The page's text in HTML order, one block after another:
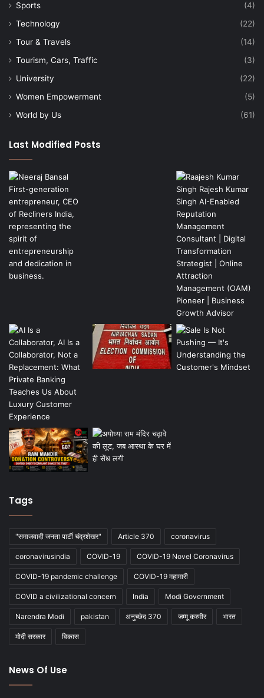
Sports
(4)
Technology
(22)
Tour & Travels
(14)
Tourism, Cars, Traffic
(3)
University
(22)
Women Empowerment
(5)
World by Us
(61)
Last Modified Posts
Tags
"समाजवादी जनता पार्टी चंद्रशेखर" Article 370 coronavirus
coronavirusindia COVID-19 COVID-19 Novel Coronavirus
COVID-19 pandemic challenge COVID-19 महामारी
COVID a civilizational concern India Modi Government
Narendra Modi pakistan अनुच्छेद 370 जम्मू कश्मीर भारत
मोदी सरकार विकास
News Of Use